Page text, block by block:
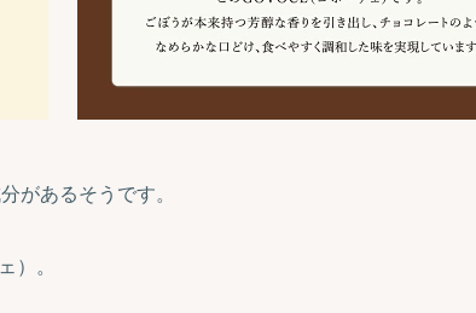
があるそうです。
）。